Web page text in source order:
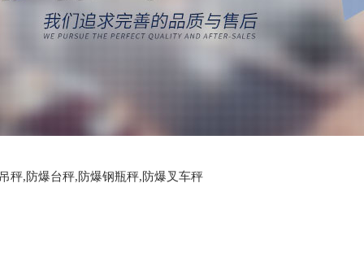
秤,防爆台秤,防爆钢瓶秤,防爆叉车秤